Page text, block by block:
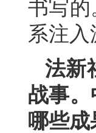
书写
系注入
法新
战事
哪些成